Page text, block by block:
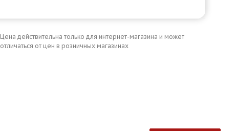
Цена действительна только для интернет-магазина и может
отличаться от цен в розничных магазинах